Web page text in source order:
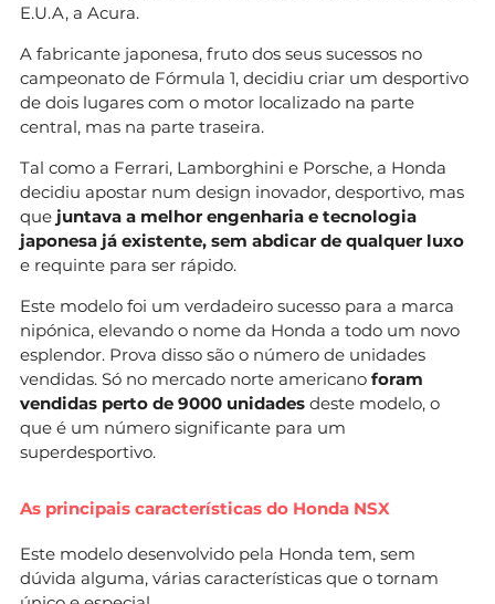
E.U.A, a Acura.
A fabricante japonesa, fruto dos seus sucessos no
campeonato de Fórmula 1, decidiu criar um desportivo
de dois lugares com o motor localizado na parte
central, mas na parte traseira.
Tal como a Ferrari, Lamborghini e Porsche, a Honda
decidiu apostar num design inovador, desportivo, mas
que juntava a melhor engenharia e tecnologia
japonesa já existente, sem abdicar de qualquer luxo
e requinte para ser rápido.
Este modelo foi um verdadeiro sucesso para a marca
nipónica, elevando o nome da Honda a todo um novo
esplendor. Prova disso são o número de unidades
vendidas. Só no mercado norte americano foram
vendidas perto de 9000 unidades deste modelo, o
que é um número significante para um
superdesportivo.
As principais características do Honda NSX
Este modelo desenvolvido pela Honda tem, sem
dúvida alguma, várias características que o tornam